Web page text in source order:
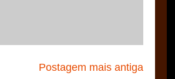
Postagem mais antiga